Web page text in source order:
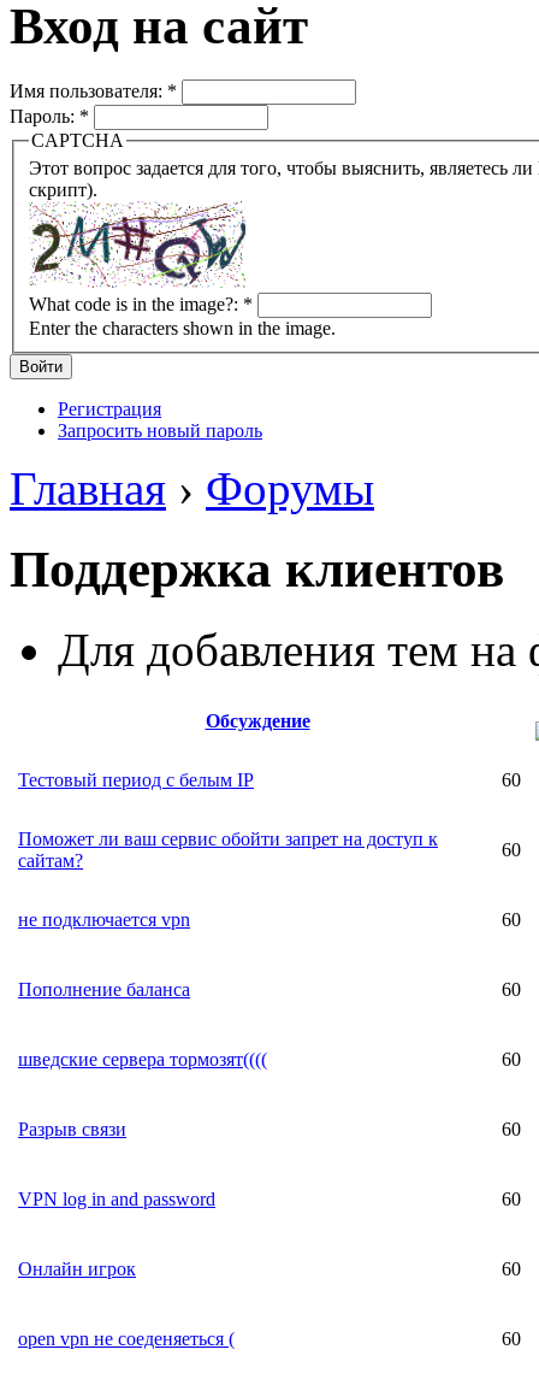
Вход на сайт
Имя пользователя: *
Пароль: *
CAPTCHA
Этот вопрос задается для того, чтобы выяснить, являетесь ли Вы человеком или представляете из себя робота
скрипт).
What code is in the image?: *
Enter the characters shown in the image.
Регистрация
Запросить новый пароль
Главная › Форумы
Поддержка клиентов
Для добавления тем
Обсуждение
Тестовый период с белым IP 60
Поможет ли ваш сервис обойти запрет на доступ к
сайтам?
60
не подключается vpn 60
Пополнение баланса 60
шведские сервера тормозят(((( 60
Разрыв связи 60
VPN log in and password 60
Онлайн игрок 60
open vpn не соеденяеться ( 60